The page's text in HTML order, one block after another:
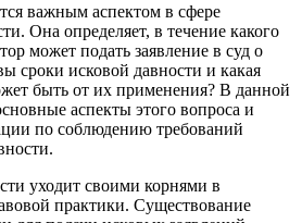
важным аспектом в сфере
Она определяет, в течение какого
может подать заявление в суд о
сроки исковой давности и какая
быть от их применения? В данной
аспекты этого вопроса и
по соблюдению требований
уходит своими корнями в
практики. Существование